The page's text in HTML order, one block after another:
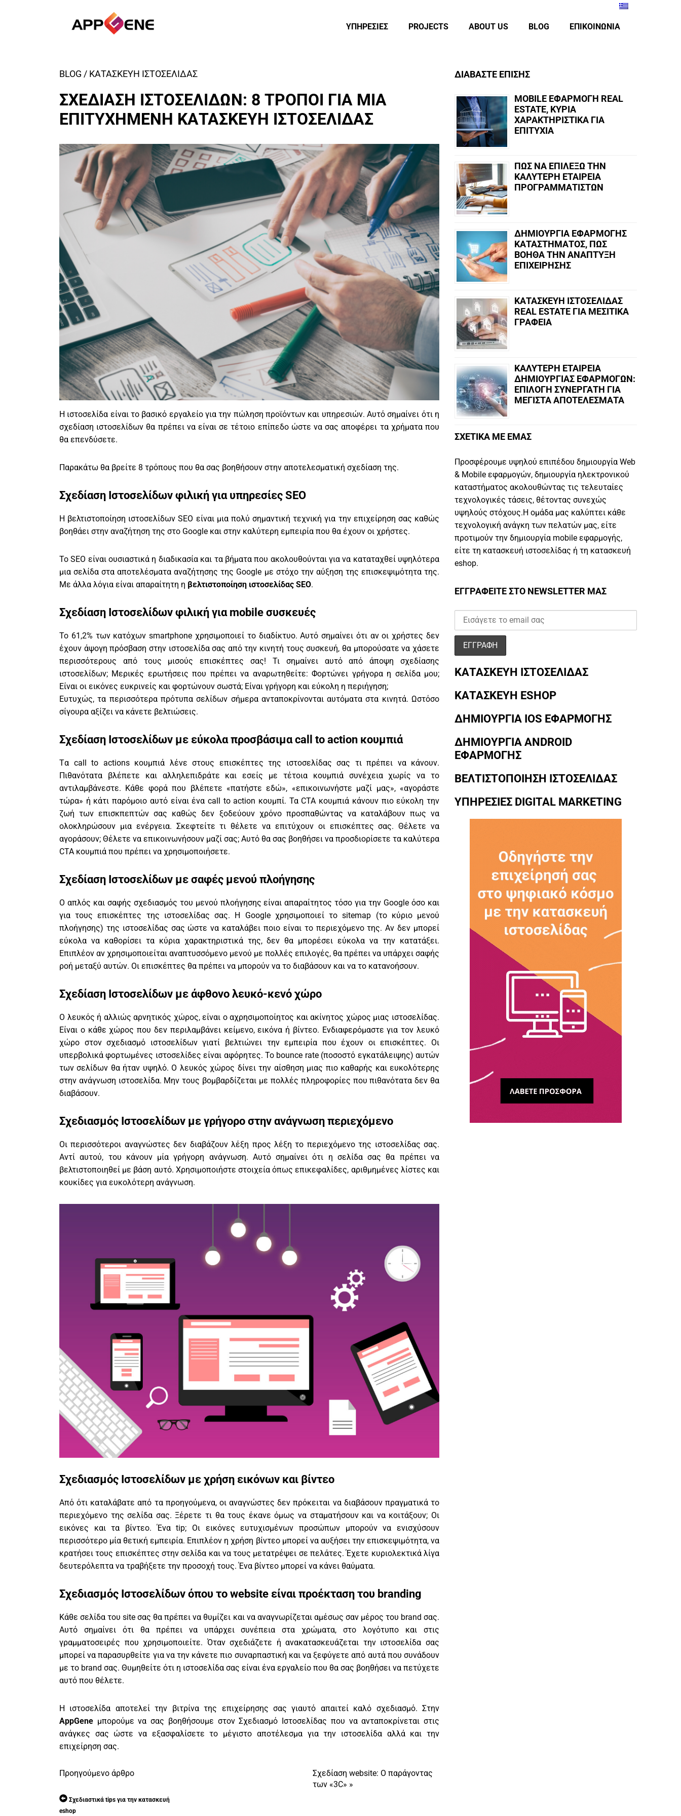
ΥΠΗΡΕΣΙΕΣ PROJECTS ABOUT US BLOG ΕΠΙΚΟΙΝΩΝΙΑ
BLOG / ΚΑΤΑΣΚΕΥΗ ΙΣΤΟΣΕΛΙΔΑΣ
ΣΧΕΔΙΑΣΗ ΙΣΤΟΣΕΛΙΔΩΝ: 8 ΤΡΟΠΟΙ ΓΙΑ ΜΙΑ
ΕΠΙΤΥΧΗΜΕΝΗ ΚΑΤΑΣΚΕΥΗ ΙΣΤΟΣΕΛΙΔΑΣ
Η ιστοσελίδα είναι το βασικό εργαλείο για την πώληση προϊόντων και υπηρεσιών. Αυτό σημαίνει ότι η
σχεδίαση ιστοσελίδων θα πρέπει να είναι σε τέτοιο επίπεδο ώστε να σας αποφέρει τα χρήματα που
θα επενδύσετε.
Παρακάτω θα βρείτε 8 τρόπους που θα σας βοηθήσουν στην αποτελεσματική σχεδίαση της.
Σχεδίαση Ιστοσελίδων φιλική για υπηρεσίες SEO
Η βελτιστοποίηση ιστοσελίδων SEO είναι μια πολύ σημαντική τεχνική για την επιχείρηση σας καθώς
βοηθάει στην αναζήτηση της στο Google και στην καλύτερη εμπειρία που θα έχουν οι χρήστες.
Το SEO είναι ουσιαστικά η διαδικασία και τα βήματα που ακολουθούνται για να καταταχθεί υψηλότερα
μια σελίδα στα αποτελέσματα αναζήτησης της Google με στόχο την αύξηση της επισκεψιμότητα της.
Με άλλα λόγια είναι απαραίτητη η βελτιστοποίηση ιστοσελίδας SEO.
Σχεδίαση Ιστοσελίδων φιλική για mobile συσκευές
Το 61,2% των κατόχων smartphone χρησιμοποιεί το διαδίκτυο. Αυτό σημαίνει ότι αν οι χρήστες δεν
έχουν άψογη πρόσβαση στην ιστοσελίδα σας από την κινητή τους συσκευή, θα μπορούσατε να χάσετε
περισσότερους από τους μισούς επισκέπτες σας! Τι σημαίνει αυτό από άποψη σχεδίασης
ιστοσελίδων; Μερικές ερωτήσεις που πρέπει να αναρωτηθείτε: Φορτώνει γρήγορα η σελίδα μου;
Είναι οι εικόνες ευκρινείς και φορτώνουν σωστά; Είναι γρήγορη και εύκολη η περιήγηση;
Ευτυχώς, τα περισσότερα πρότυπα σελίδων σήμερα ανταποκρίνονται αυτόματα στα κινητά. Ωστόσο
σίγουρα αξίζει να κάνετε βελτιώσεις.
Σχεδίαση Ιστοσελίδων με εύκολα προσβάσιμα call to action κουμπιά
Tα call to actions κουμπιά λένε στους επισκέπτες της ιστοσελίδας σας τι πρέπει να κάνουν.
Πιθανότατα βλέπετε και αλληλεπιδράτε και εσείς με τέτοια κουμπιά συνέχεια χωρίς να το
αντιλαμβάνεστε. Κάθε φορά που βλέπετε «πατήστε εδώ», «επικοινωνήστε μαζί μας», «αγοράστε
τώρα» ή κάτι παρόμοιο αυτό είναι ένα call to action κουμπί. Τα CTA κουμπιά κάνουν πιο εύκολη την
ζωή των επισκπεπτών σας καθώς δεν ξοδεύουν χρόνο προσπαθώντας να καταλάβουν πως να
ολοκληρώσουν μια ενέργεια. Σκεφτείτε τι θέλετε να επιτύχουν οι επισκέπτες σας. Θέλετε να
αγοράσουν; Θέλετε να επικοινωνήσουν μαζί σας; Αυτό θα σας βοηθήσει να προσδιορίσετε τα καλύτερα
CTA κουμπιά που πρέπει να χρησιμοποιήσετε.
Σχεδίαση Ιστοσελίδων με σαφές μενού πλοήγησης
Ο απλός και σαφής σχεδιασμός του μενού πλοήγησης είναι απαραίτητος τόσο για την Google όσο και
για τους επισκέπτες της ιστοσελίδας σας. Η Google χρησιμοποιεί το sitemap (το κύριο μενού
πλοήγησης) της ιστοσελίδας σας ώστε να καταλάβει ποιο είναι το περιεχόμενο της. Αν δεν μπορεί
εύκολα να καθορίσει τα κύρια χαρακτηριστικά της, δεν θα μπορέσει εύκολα να την κατατάξει.
Επιπλέον αν χρησιμοποιείται αναπτυσσόμενο μενού με πολλές επιλογές, θα πρέπει να υπάρχει σαφής
ροή μεταξύ αυτών. Οι επισκέπτες θα πρέπει να μπορούν να το διαβάσουν και να το κατανοήσουν.
Σχεδίαση Ιστοσελίδων με άφθονο λευκό-κενό χώρο
Ο λευκός ή αλλιώς αρνητικός χώρος, είναι ο αχρησιμοποίητος και ακίνητος χώρος μιας ιστοσελίδας.
Είναι ο κάθε χώρος που δεν περιλαμβάνει κείμενο, εικόνα ή βίντεο. Ενδιαφερόμαστε για τον λευκό
χώρο στον σχεδιασμό ιστοσελίδων γιατί βελτιώνει την εμπειρία που έχουν οι επισκέπτες. Οι
υπερβολικά φορτωμένες ιστοσελίδες είναι αφόρητες. Το bounce rate (ποσοστό εγκατάλειψης) αυτών
των σελίδων θα ήταν υψηλό. Ο λευκός χώρος δίνει την αίσθηση μιας πιο καθαρής και ευκολότερης
στην ανάγνωση ιστοσελίδα. Μην τους βομβαρδίζεται με πολλές πληροφορίες που πιθανότατα δεν θα
διαβάσουν.
Σχεδιασμός Ιστοσελίδων με γρήγορο στην ανάγνωση περιεχόμενο
Οι περισσότεροι αναγνώστες δεν διαβάζουν λέξη προς λέξη το περιεχόμενο της ιστοσελίδας σας.
Αντί αυτού, του κάνουν μία γρήγορη ανάγνωση. Αυτό σημαίνει ότι η σελίδα σας θα πρέπει να
βελτιστοποιηθεί με βάση αυτό. Χρησιμοποιήστε στοιχεία όπως επικεφαλίδες, αριθμημένες λίστες και
κουκίδες για ευκολότερη ανάγνωση.
Σχεδιασμός Ιστοσελίδων με χρήση εικόνων και βίντεο
Από ότι καταλάβατε από τα προηγούμενα, οι αναγνώστες δεν πρόκειται να διαβάσουν πραγματικά το
περιεχόμενο της σελίδα σας. Ξέρετε τι θα τους έκανε όμως να σταματήσουν και να κοιτάξουν; Οι
εικόνες και τα βίντεο. Ένα tip; Οι εικόνες ευτυχισμένων προσώπων μπορούν να ενισχύσουν
περισσότερο μία θετική εμπειρία. Επιπλέον η χρήση βίντεο μπορεί να αυξήσει την επισκεψιμότητα, να
κρατήσει τους επισκέπτες στην σελίδα και να τους μετατρέψει σε πελάτες. Έχετε κυριολεκτικά λίγα
δευτερόλεπτα να τραβήξετε την προσοχή τους. Ένα βίντεο μπορεί να κάνει θαύματα.
Σχεδιασμός Ιστοσελίδων όπου το website είναι προέκταση του branding
Κάθε σελίδα του site σας θα πρέπει να θυμίζει και να αναγνωρίζεται αμέσως σαν μέρος του brand σας.
Αυτό σημαίνει ότι θα πρέπει να υπάρχει συνέπεια στα χρώματα, στο λογότυπο και στις
γραμματοσειρές που χρησιμοποιείτε. Όταν σχεδιάζετε ή ανακατασκευάζεται την ιστοσελίδα σας
μπορεί να παρασυρθείτε για να την κάνετε πιο συναρπαστική και να ξεφύγετε από αυτά που συνάδουν
με το brand σας. Θυμηθείτε ότι η ιστοσελίδα σας είναι ένα εργαλείο που θα σας βοηθήσει να πετύχετε
αυτό που θέλετε.
Η ιστοσελίδα αποτελεί την βιτρίνα της επιχείρησης σας γιαυτό απαιτεί καλό σχεδιασμό. Στην
AppGene μπορούμε να σας βοηθήσουμε στον Σχεδιασμό Ιστοσελίδας που να ανταποκρίνεται στις
ανάγκες σας ώστε να εξασφαλίσετε το μέγιστο αποτέλεσμα για την ιστοσελίδα αλλά και την
επιχείρηση σας.
Προηγούμενο άρθρο
Σχεδιαστικά tips για την κατασκευή
eshop
Σχεδίαση website: Ο παράγοντας
των «3C» »
ΔΙΑΒΑΣΤΕ ΕΠΙΣΗΣ
MOBILE ΕΦΑΡΜΟΓΗ REAL
ESTATE, ΚΥΡΙΑ
ΧΑΡΑΚΤΗΡΙΣΤΙΚΑ ΓΙΑ
ΕΠΙΤΥΧΙΑ
ΠΩΣ ΝΑ ΕΠΙΛΕΞΩ ΤΗΝ
ΚΑΛΥΤΕΡΗ ΕΤΑΙΡΕΙΑ
ΠΡΟΓΡΑΜΜΑΤΙΣΤΩΝ
ΔΗΜΙΟΥΡΓΙΑ ΕΦΑΡΜΟΓΗΣ
ΚΑΤΑΣΤΗΜΑΤΟΣ, ΠΩΣ
ΒΟΗΘΑ ΤΗΝ ΑΝΑΠΤΥΞΗ
ΕΠΙΧΕΙΡΗΣΗΣ
ΚΑΤΑΣΚΕΥΗ ΙΣΤΟΣΕΛΙΔΑΣ
REAL ESTATE ΓΙΑ ΜΕΣΙΤΙΚΑ
ΓΡΑΦΕΙΑ
ΚΑΛΥΤΕΡΗ ΕΤΑΙΡΕΙΑ
ΔΗΜΙΟΥΡΓΙΑΣ ΕΦΑΡΜΟΓΩΝ:
ΕΠΙΛΟΓΗ ΣΥΝΕΡΓΑΤΗ ΓΙΑ
ΜΕΓΙΣΤΑ ΑΠΟΤΕΛΕΣΜΑΤΑ
ΣΧΕΤΙΚΑ ΜΕ ΕΜΑΣ
Προσφέρουμε υψηλού επιπέδου δημιουργία Web
& Mobile εφαρμογών, δημιουργία ηλεκτρονικού
καταστήματος ακολουθώντας τις τελευταίες
τεχνολογικές τάσεις, θέτοντας συνεχώς
υψηλούς στόχους.Η ομάδα μας καλύπτει κάθε
τεχνολογική ανάγκη των πελατών μας, είτε
προτιμούν την δημιουργία mobile εφαρμογής,
είτε τη κατασκευή ιστοσελίδας ή τη κατασκευή
eshop.
ΕΓΓΡΑΦΕΙΤΕ ΣΤΟ NEWSLETTER ΜΑΣ
ΚΑΤΑΣΚΕΥΗ ΙΣΤΟΣΕΛΙΔΑΣ
ΚΑΤΑΣΚΕΥΗ ESHOP
ΔΗΜΙΟΥΡΓΙΑ IOS ΕΦΑΡΜΟΓΗΣ
ΔΗΜΙΟΥΡΓΙΑ ANDROID
ΕΦΑΡΜΟΓΗΣ
ΒΕΛΤΙΣΤΟΠΟΙΗΣΗ ΙΣΤΟΣΕΛΙΔΑΣ
ΥΠΗΡΕΣΙΕΣ DIGITAL MARKETING